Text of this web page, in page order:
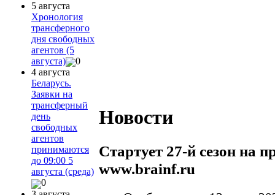
5 августа
Хронология
трансферного
дня свободных
агентов (5
августа)
0
4 августа
Беларусь.
Заявки на
трансферный
день
свободных
агентов
принимаются
до 09:00 5
августа (среда)
0
Новости
Стартует 27-й сезон на
www.brainf.ru